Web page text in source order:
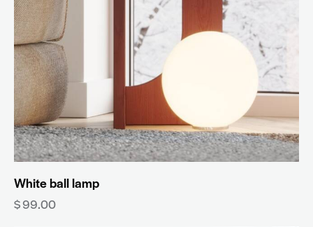
White ball lamp
$99.00